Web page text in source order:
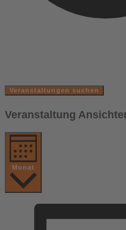
Veranstaltungen suchen
Veranstaltung
Monat